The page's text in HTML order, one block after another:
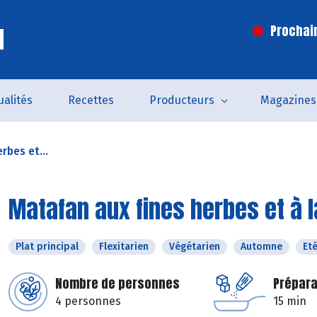
Recettes Producteurs Magazines
et...
Matafan aux fines herbes et à
Plat principal Flexitarien Végétarien Automne Eté
Nombre de personnes
4 personnes 15 min